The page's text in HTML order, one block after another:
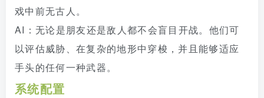
戏中前无古人。
AI：无论是朋友还是敌人都不会盲目开战。他们可
以评估威胁、在复杂的地形中穿梭，并且能够适应
手头的任何一种武器。
系统配置